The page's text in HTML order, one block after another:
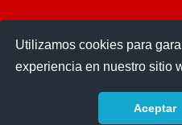
Utilizamos cookies para
experiencia en nuestro sitio
Aceptar